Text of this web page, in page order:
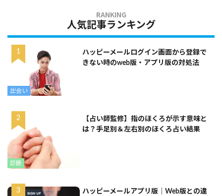
人気記事ランキング
出会い
ハッピーメールログイン画面から登録で
きない時のweb版・アプリ版の対処法
診断
【占い師監修】指のほくろが示す意味と
は？手足別＆左右別のほくろ占い結果
ハッピーメールアプリ版｜Web版との違